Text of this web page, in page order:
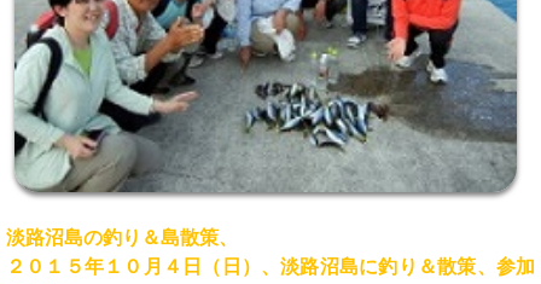
淡路沼島の釣り＆島散策、
２０１５年１０月４日（日）、淡路沼島に釣り＆散策、参加